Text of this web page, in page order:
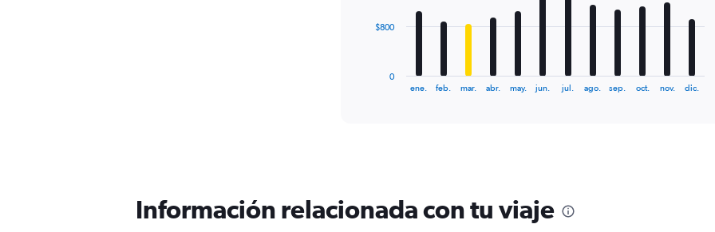
The
chart
has
ene. feb. mar. abr. may. jun. jul. ago. sep. oct. nov. dic.
0
$800
Información relacionada con tu viaje